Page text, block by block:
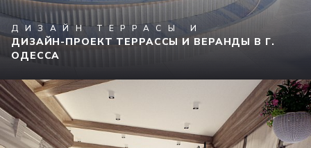
ДИЗАЙН ТЕРРАСЫ И
ДИЗАЙН-ПРОЕКТ ТЕРРАССЫ И ВЕРАНДЫ В Г.
ОДЕССА